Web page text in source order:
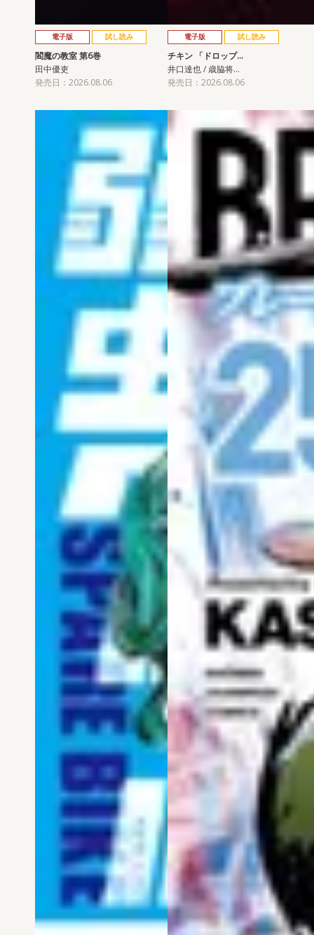
電子版 試し読み
閻魔の教室 第6巻
田中優吏
発売日：2026.08.06
電子版 試し読み
チキン 「ドロップ…
井口達也 / 歳脇将…
発売日：2026.08.06